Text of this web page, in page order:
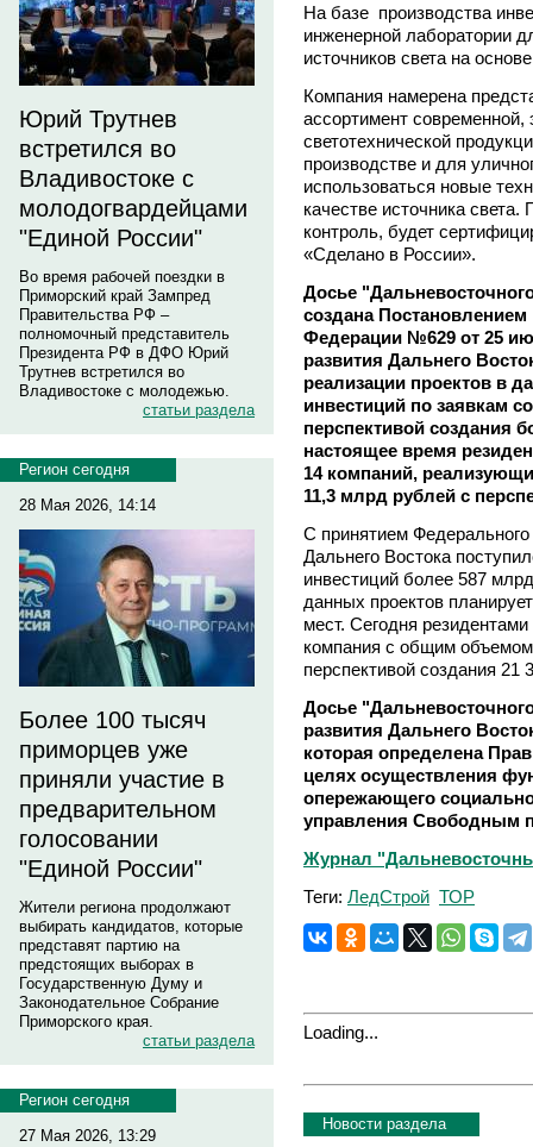
Юрий Трутнев
встретился во
Владивостоке с
молодогвардейцами
"Единой России"
Во время рабочей поездки в
Приморский край Зампред
Правительства РФ –
полномочный представитель
Президента РФ в ДФО Юрий
Трутнев встретился во
Владивостоке с молодежью.
статьи раздела
Регион сегодня
28 Мая 2026, 14:14
Более 100 тысяч
приморцев уже
приняли участие в
предварительном
голосовании
"Единой России"
Жители региона продолжают
выбирать кандидатов, которые
представят партию на
предстоящих выборах в
Государственную Думу и
Законодательное Собрание
Приморского края.
статьи раздела
Регион сегодня
27 Мая 2026, 13:29
На базе производства
инженерной лаборатории
источников света на
Компания намерена
ассортимент
светотехнической
производстве и для
использоваться новые
качестве источника
контроль, будет
«Сделано в России».
Досье
создана
Федерации №629 от 25
развития Дальнего
реализации проектов в
инвестиций по заявкам
перспективой создания
настоящее время
14 компаний,
11,3 млрд рублей с
С принятием
Дальнего Востока
инвестиций более 587
данных проектов
мест. Сегодня
компания с общим
перспективой создания 21
Досье
развития Дальнего
которая определена
целях осуществления
опережающего
управления Свободным
Журнал
Теги: ЛедСтрой ТОР
Loading...
Новости раздела